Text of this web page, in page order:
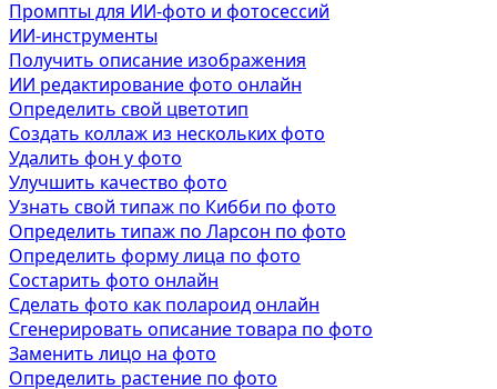
Промпты для ИИ-фото и фотосессий
ИИ-инструменты
Получить описание изображения
ИИ редактирование фото онлайн
Определить свой цветотип
Создать коллаж из нескольких фото
Удалить фон у фото
Улучшить качество фото
Узнать свой типаж по Кибби по фото
Определить типаж по Ларсон по фото
Определить форму лица по фото
Состарить фото онлайн
Сделать фото как полароид онлайн
Сгенерировать описание товара по фото
Заменить лицо на фото
Определить растение по фото